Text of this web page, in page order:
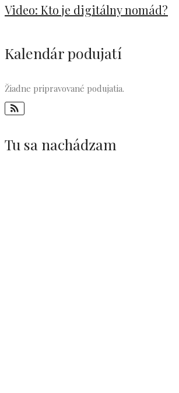
Video: Kto je digitálny nomád?
Kalendár podujatí
Žiadne pripravované podujatia.
Tu sa nachádzam